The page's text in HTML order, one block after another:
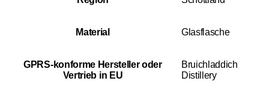
Material Glasflasche
GPRS-konforme Hersteller oder
Vertrieb in EU
Bruichladdich
Distillery